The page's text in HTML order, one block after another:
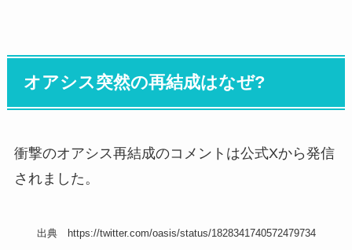
オアシス突然の再結成はなぜ?
衝撃のオアシス再結成のコメントは公式Xから発信
されました。
出典 https://twitter.com/oasis/status/1828341740572479734